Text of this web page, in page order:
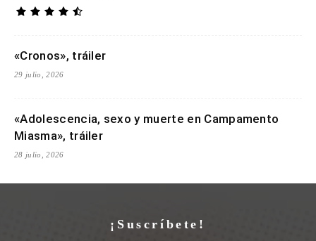
«Cronos», tráiler
29 julio, 2026
«Adolescencia, sexo y muerte en Campamento
Miasma», tráiler
28 julio, 2026
¡Suscríbete!